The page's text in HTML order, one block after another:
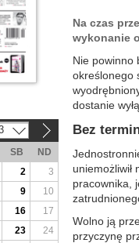
Na czas
wykonanie
Nie powinno
określonego
dostanie
Bez
pracownika,
Wolno ją
przyczynę
SB
ND
2
3
9
10
16
17
23
24